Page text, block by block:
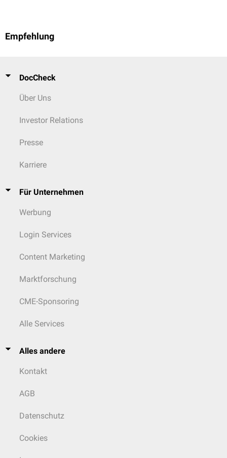
Empfehlung
DocCheck
Über Uns
Investor Relations
Presse
Karriere
Für Unternehmen
Werbung
Login Services
Content Marketing
Marktforschung
CME-Sponsoring
Alle Services
Alles andere
Kontakt
AGB
Datenschutz
Cookies